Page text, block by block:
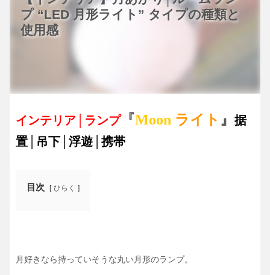
プ “LED 月形ライト” タイプの種類と
使用感
インテリア│ランプ『Moon ライト 』 据
置│吊下│浮遊│携帯
目次 ひらく
月好きなら持っていそうな丸い月形のランプ。